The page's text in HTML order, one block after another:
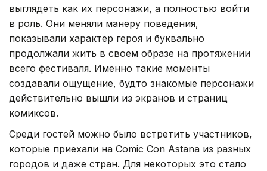
выглядеть как их персонажи, а полностью войти
в роль. Они меняли манеру поведения,
показывали характер героя и буквально
продолжали жить в своем образе на протяжении
всего фестиваля. Именно такие моменты
создавали ощущение, будто знакомые персонажи
действительно вышли из экранов и страниц
комиксов.
Среди гостей можно было встретить участников,
которые приехали на Comic Con Astana из разных
городов и даже стран. Для некоторых это стало